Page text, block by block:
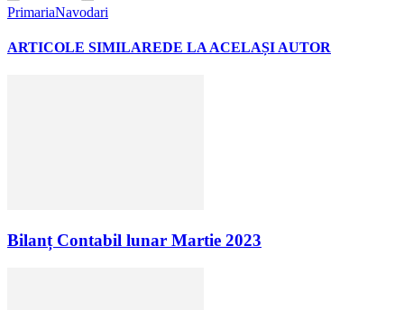
PrimariaNavodari
ARTICOLE SIMILAREDE LA ACELAȘI AUTOR
Bilanț Contabil lunar Martie 2023